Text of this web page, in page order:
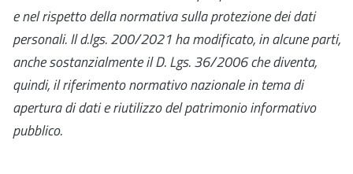
e nel rispetto della normativa sulla protezione dei dati
personali.Ild.lgs. 200/2021ha modificato, in alcune parti,
anche sostanzialmente il D. Lgs. 36/2006 chediventa,
quindi, il riferimento normativo nazionale in tema di
apertura di dati e riutilizzo del patrimonio informativo
pubblico.